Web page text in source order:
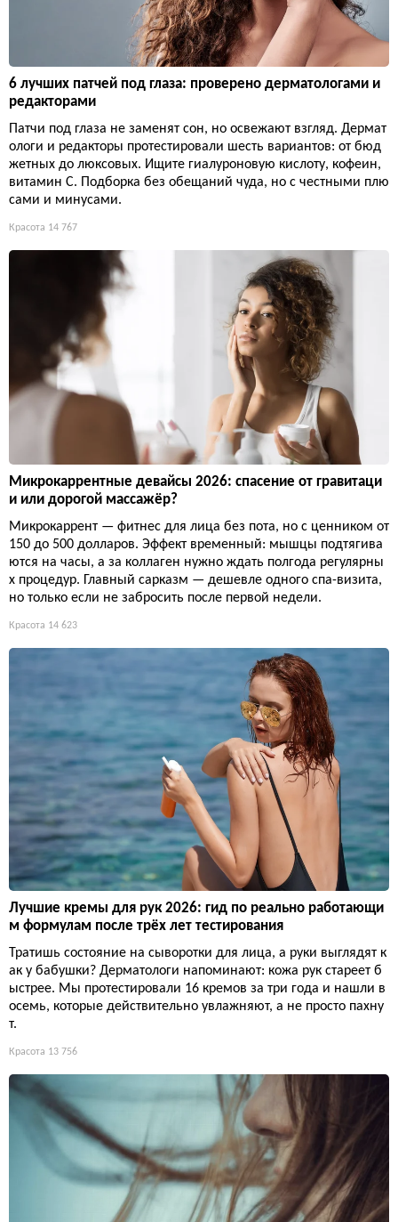
6 лучших патчей под глаза: проверено дерматологами и
редакторами
Патчи под глаза не заменят сон, но освежают взгляд. Дермат
ологи и редакторы протестировали шесть вариантов: от бюд
жетных до люксовых. Ищите гиалуроновую кислоту, кофеин,
витамин С. Подборка без обещаний чуда, но с честными плю
сами и минусами.
Красота 14 767
Микрокаррентные девайсы 2026: спасение от гравитаци
и или дорогой массажёр?
Микрокаррент — фитнес для лица без пота, но с ценником от
150 до 500 долларов. Эффект временный: мышцы подтягива
ются на часы, а за коллаген нужно ждать полгода регулярны
х процедур. Главный сарказм — дешевле одного спа-визита,
но только если не забросить после первой недели.
Красота 14 623
Лучшие кремы для рук 2026: гид по реально работающи
м формулам после трёх лет тестирования
Тратишь состояние на сыворотки для лица, а руки выглядят к
ак у бабушки? Дерматологи напоминают: кожа рук стареет б
ыстрее. Мы протестировали 16 кремов за три года и нашли в
осемь, которые действительно увлажняют, а не просто пахну
т.
Красота 13 756